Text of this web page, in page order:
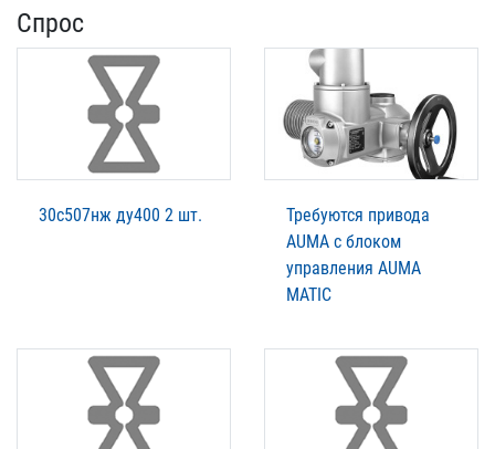
Спрос
30с507нж ду400 2 шт.
Требуются привода
AUMA с блоком
управления AUMA
MATIC